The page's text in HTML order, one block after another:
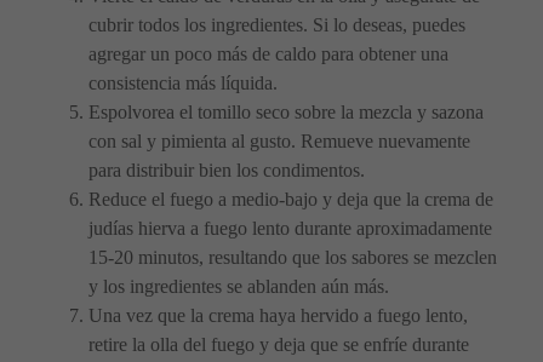
cubrir todos los ingredientes. Si lo deseas, puedes
agregar un poco más de caldo para obtener una
consistencia más líquida.
Espolvorea el tomillo seco sobre la mezcla y sazona
con sal y pimienta al gusto. Remueve nuevamente
para distribuir bien los condimentos.
Reduce el fuego a medio-bajo y deja que la crema de
judías hierva a fuego lento durante aproximadamente
15-20 minutos, resultando que los sabores se mezclen
y los ingredientes se ablanden aún más.
Una vez que la crema haya hervido a fuego lento,
retire la olla del fuego y deja que se enfríe durante